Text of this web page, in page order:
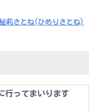
莉さとね(ひめりさとね)
行ってまいります